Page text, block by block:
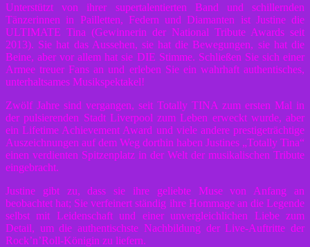
Unterstützt von ihrer supertalentierten Band und schillernden
Tänzerinnen in Pailletten, Federn und Diamanten ist Justine die
ULTIMATE Tina (Gewinnerin der National Tribute Awards seit
2013). Sie hat das Aussehen, sie hat die Bewegungen, sie hat die
Beine, aber vor allem hat sie DIE Stimme. Schließen Sie sich einer
Armee treuer Fans an und erleben Sie ein wahrhaft authentisches,
unterhaltsames Musikspektakel!
Zwölf Jahre sind vergangen, seit Totally TINA zum ersten Mal in
der pulsierenden Stadt Liverpool zum Leben erweckt wurde, aber
ein Lifetime Achievement Award und viele andere prestigeträchtige
Auszeichnungen auf dem Weg dorthin haben Justines „Totally Tina“
einen verdienten Spitzenplatz in der Welt der musikalischen Tribute
eingebracht.
Justine gibt zu, dass sie ihre geliebte Muse von Anfang an
beobachtet hat; Sie verfeinert ständig ihre Hommage an die Legende
selbst mit Leidenschaft und einer unvergleichlichen Liebe zum
Detail, um die authentischste Nachbildung der Live-Auftritte der
Rock’n’Roll-Königin zu liefern.